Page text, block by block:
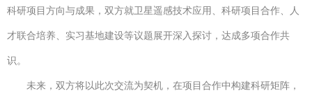
科研项目方向与成果，双方就卫星遥感技术应用、科研项目合作、人
才联合培养、实习基地建设等议题展开深入探讨，达成多项合作共
识。
未来，双方将以此次交流为契机，在项目合作中构建科研矩阵，